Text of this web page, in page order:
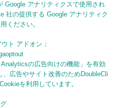
Google アナリティクスで使用され
社の提供する Google アナリティク
ください。
ト アドオン：
Analyticsの広告向けの機能」を有効
広告やサイト改善のためDoubleCli
を利用しています。